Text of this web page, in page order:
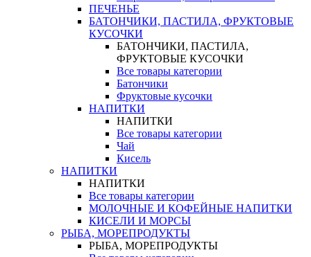
ПЕЧЕНЬЕ
БАТОНЧИКИ, ПАСТИЛА, ФРУКТОВЫЕ
КУСОЧКИ
БАТОНЧИКИ, ПАСТИЛА,
ФРУКТОВЫЕ КУСОЧКИ
Все товары категории
Батончики
Фруктовые кусочки
НАПИТКИ
НАПИТКИ
Все товары категории
Чай
Кисель
НАПИТКИ
НАПИТКИ
Все товары категории
МОЛОЧНЫЕ И КОФЕЙНЫЕ НАПИТКИ
КИСЕЛИ И МОРСЫ
РЫБА, МОРЕПРОДУКТЫ
РЫБА, МОРЕПРОДУКТЫ